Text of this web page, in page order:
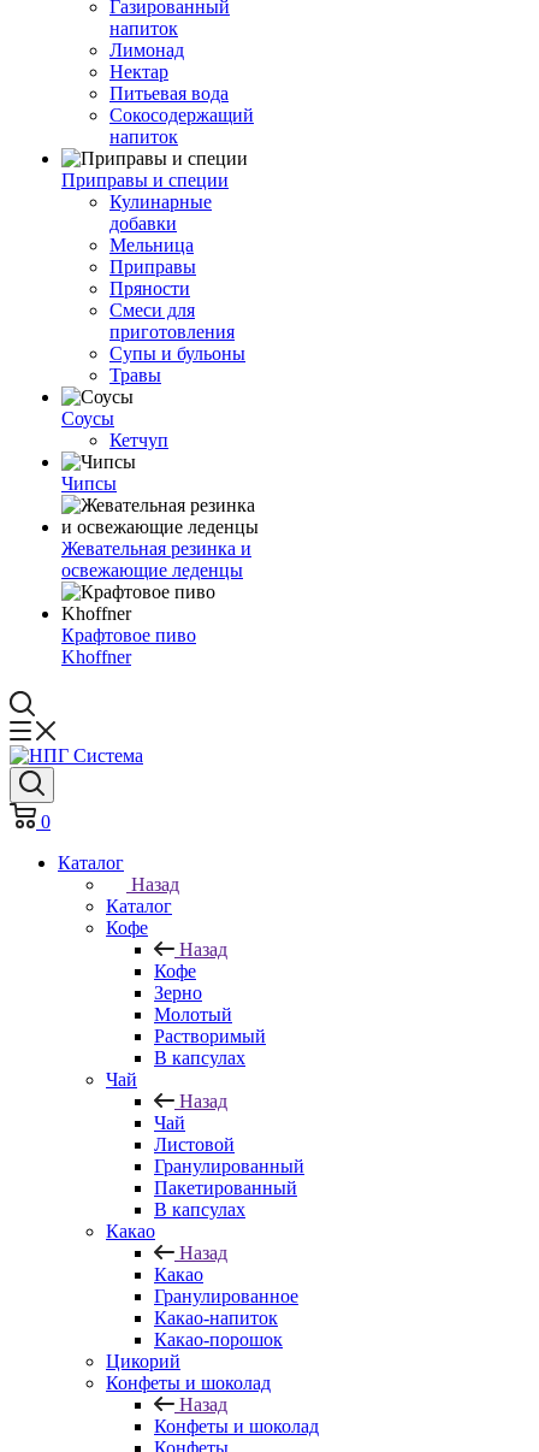
Газированный
напиток
Лимонад
Нектар
Питьевая вода
Сокосодержащий
напиток
Приправы и специи
Кулинарные
добавки
Мельница
Приправы
Пряности
Смеси для
приготовления
Супы и бульоны
Травы
Соусы
Кетчуп
Чипсы
Жевательная резинка и
освежающие леденцы
Крафтовое пиво
Khoffner
0
Каталог
Назад
Каталог
Кофе
Назад
Кофе
Зерно
Молотый
Растворимый
В капсулах
Чай
Назад
Чай
Листовой
Гранулированный
Пакетированный
В капсулах
Какао
Назад
Какао
Гранулированное
Какао-напиток
Какао-порошок
Цикорий
Конфеты и шоколад
Назад
Конфеты и шоколад
Конфеты